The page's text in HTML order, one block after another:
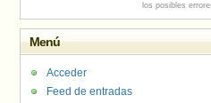
los posibles
Menú
Acceder
Feed de entradas